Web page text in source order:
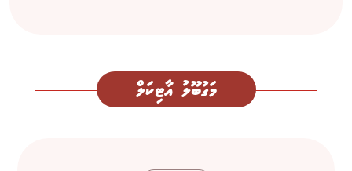
މަގުބޫލު އާޓިކަލް